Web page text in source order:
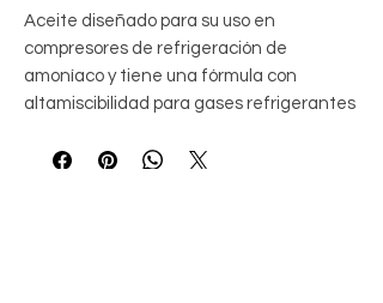
Aceite diseñado para su uso en
compresores de refrigeración de
amoníaco y tiene una fórmula con
altamiscibilidad para gases refrigerantes
contra la formación de depósitos y óxidos.